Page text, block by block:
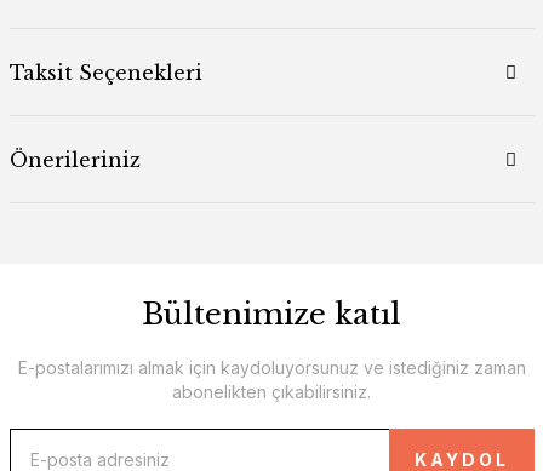
Taksit Seçenekleri
Önerileriniz
Bültenimize katıl
E-postalarımızı almak için kaydoluyorsunuz ve istediğiniz zaman
abonelikten çıkabilirsiniz.
KAYDOL